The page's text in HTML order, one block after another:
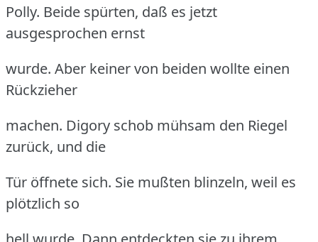
Polly. Beide spürten, daß es jetzt
ausgesprochen ernst
wurde. Aber keiner von beiden wollte einen
Rückzieher
machen. Digory schob mühsam den Riegel
zurück, und die
Tür öffnete sich. Sie mußten blinzeln, weil es
plötzlich so